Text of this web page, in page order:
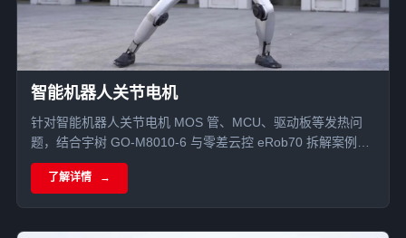
智能机器人关节电机
针对智能机器人关节电机 MOS 管、MCU、驱动板等发热问
题，结合宇树 GO-M8010-6 与零差云控 eRob70 拆解案例，
分析导热硅胶片、单组份导热凝胶、导热泥在关节电机散热中
的应用。
了解详情